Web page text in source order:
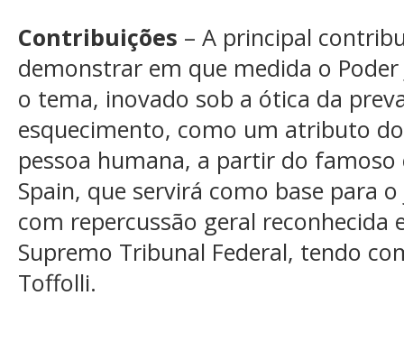
Contribuições – A principal
demonstrar em que medida o
o tema, inovado sob a ótica da
esquecimento, como um atributo
pessoa humana, a partir do famoso
Spain, que servirá como base para
com repercussão geral
Supremo Tribunal Federal, tendo
Toffolli.